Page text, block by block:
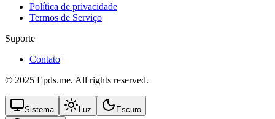
Política de privacidade
Termos de Serviço
Suporte
Contato
© 2025 Epds.me. All rights reserved.
Sistema Luz Escuro